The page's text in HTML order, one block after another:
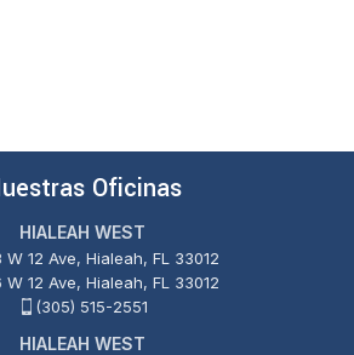
Oficinas
HIALEAH WEST
W 12 Ave, Hialeah, FL 33012
W 12 Ave, Hialeah, FL 33012
(305) 515-2551
HIALEAH WEST